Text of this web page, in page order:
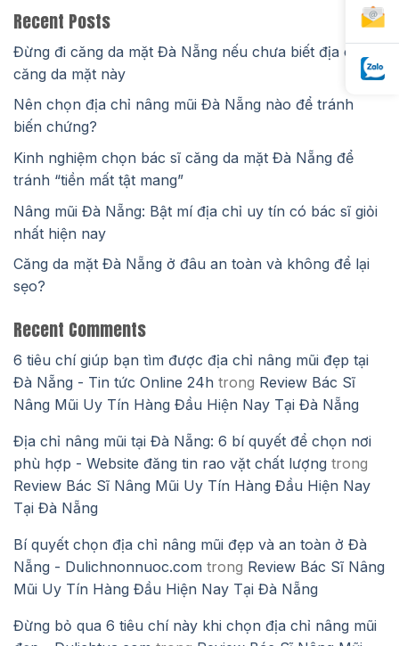
Recent Posts
Đừng đi căng da mặt Đà Nẵng nếu chưa biết địa chỉ
căng da mặt này
Nên chọn địa chỉ nâng mũi Đà Nẵng nào để tránh
biến chứng?
Kinh nghiệm chọn bác sĩ căng da mặt Đà Nẵng để
tránh “tiền mất tật mang”
Nâng mũi Đà Nẵng: Bật mí địa chỉ uy tín có bác sĩ giỏi
nhất hiện nay
Căng da mặt Đà Nẵng ở đâu an toàn và không để lại
sẹo?
Recent Comments
6 tiêu chí giúp bạn tìm được địa chỉ nâng mũi đẹp tại
Đà Nẵng - Tin tức Online 24h trong Review Bác Sĩ
Nâng Mũi Uy Tín Hàng Đầu Hiện Nay Tại Đà Nẵng
Địa chỉ nâng mũi tại Đà Nẵng: 6 bí quyết để chọn nơi
phù hợp - Website đăng tin rao vặt chất lượng trong
Review Bác Sĩ Nâng Mũi Uy Tín Hàng Đầu Hiện Nay
Tại Đà Nẵng
Bí quyết chọn địa chỉ nâng mũi đẹp và an toàn ở Đà
Nẵng - Dulichnonnuoc.com trong Review Bác Sĩ Nâng
Mũi Uy Tín Hàng Đầu Hiện Nay Tại Đà Nẵng
Đừng bỏ qua 6 tiêu chí này khi chọn địa chỉ nâng mũi